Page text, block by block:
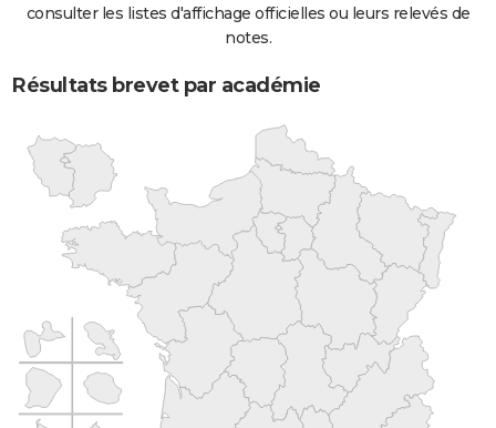
consulter les listes d'affichage officielles ou leurs relevés de
notes.
Résultats brevet par académie